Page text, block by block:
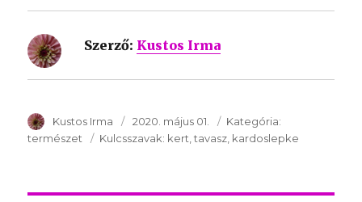
Szerző: Kustos Irma
SzerzÅ
Kustos Irma Közzétéve:
2020. május 01. Kategória:
természet
Kulcsszavak: Kulcsszavak:
kert tavasz kardoslepke